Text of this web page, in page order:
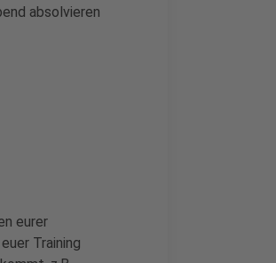
absolvieren
eurer
Training